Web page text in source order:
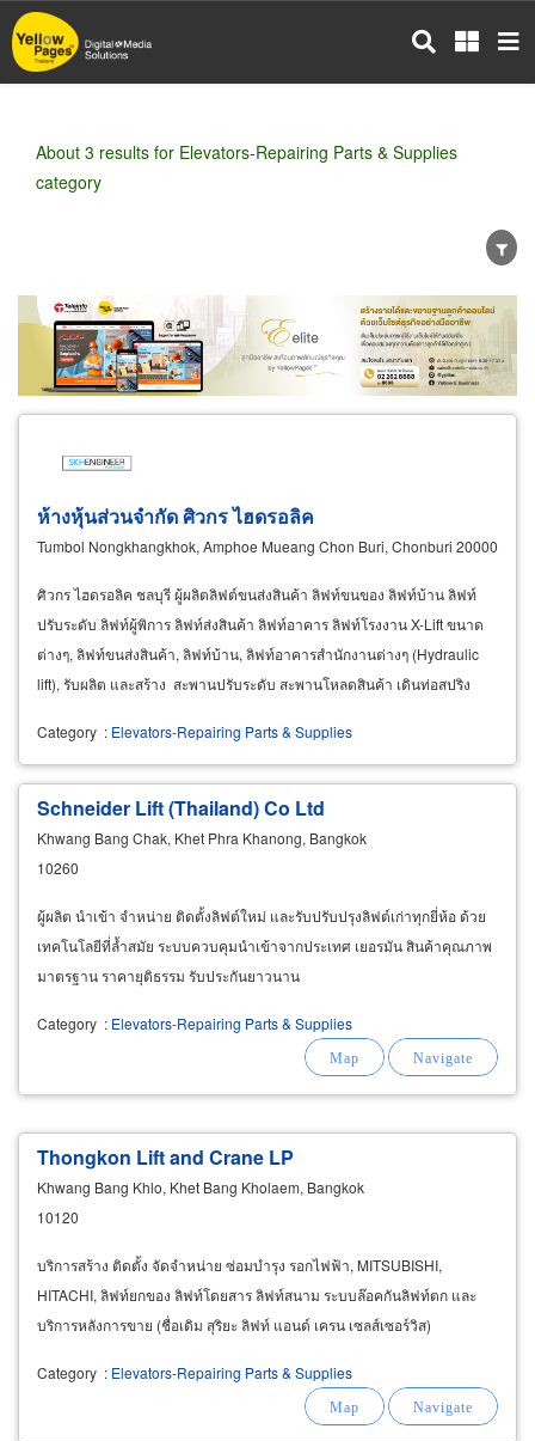
Skip
to
main
About 3 results for Elevators-Repairing Parts & Supplies
category
Wholesale Retail Manufacturer
Dealer
Exporter/Importer
Service Business
ห้างหุ้นส่วนจำกัด ศิวกร ไฮดรอลิค
Tumbol Nongkhangkhok, Amphoe Mueang Chon Buri, Chonburi 20000
ศิวกร ไฮดรอลิค ชลบุรี ผู้ผลิตลิฟต์ขนส่งสินค้า ลิฟท์ขนของ ลิฟท์บ้าน ลิฟท์
ปรับระดับ ลิฟท์ผู้พิการ ลิฟท์ส่งสินค้า ลิฟท์อาคาร ลิฟท์โรงงาน X-Lift ขนาด
ต่างๆ, ลิฟท์ขนส่งสินค้า, ลิฟท์บ้าน, ลิฟท์อาคารสำนักงานต่างๆ (Hydraulic
lift), รับผลิต และสร้าง สะพานปรับระดับ สะพานโหลดสินค้า เดินท่อสปริง
Category : Elevators-Repairing Parts & Supplies
Schneider Lift (Thailand) Co Ltd
Khwang Bang Chak, Khet Phra Khanong, Bangkok
10260
ผู้ผลิต นำเข้า จำหน่าย ติดตั้งลิฟต์ใหม่ และรับปรับปรุงลิฟต์เก่าทุกยี่ห้อ ด้วย
เทคโนโลยีที่ล้ำสมัย ระบบควบคุมนำเข้าจากประเทศ เยอรมัน สินค้าคุณภาพ
มาตรฐาน ราคายุติธรรม รับประกันยาวนาน
Category : Elevators-Repairing Parts & Supplies
Thongkon Lift and Crane LP
Khwang Bang Khlo, Khet Bang Kholaem, Bangkok
10120
บริการสร้าง ติดตั้ง จัดจำหน่าย ซ่อมบำรุง รอกไฟฟ้า, MITSUBISHI,
HITACHI, ลิฟท์ยกของ ลิฟท์โดยสาร ลิฟท์สนาม ระบบล๊อคกันลิฟท์ตก และ
บริการหลังการขาย (ชื่อเดิม สุริยะ ลิฟท์ แอนด์ เครน เซลส์เซอร์วิส)
Category : Elevators-Repairing Parts & Supplies